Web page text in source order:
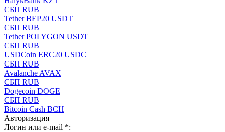
СБП RUB
Tether BEP20 USDT
СБП RUB
Tether POLYGON USDT
СБП RUB
USDCoin ERC20 USDC
СБП RUB
Avalanche AVAX
СБП RUB
Dogecoin DOGE
СБП RUB
Bitcoin Cash BCH
Авторизация
Логин или e-mail *: